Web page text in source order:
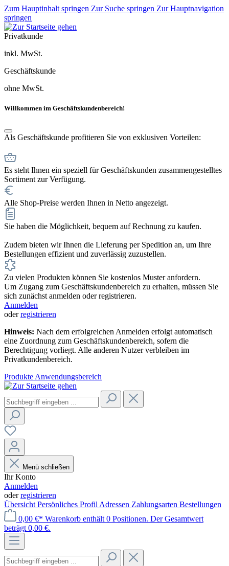
Zum Hauptinhalt springen Zur Suche springen Zur Hauptnavigation
springen
Privatkunde
inkl. MwSt.
Geschäftskunde
ohne MwSt.
Willkommen im Geschäftskundenbereich!
Als Geschäftskunde profitieren Sie von exklusiven Vorteilen:
Es steht Ihnen ein speziell für Geschäftskunden zusammengestelltes
Sortiment zur Verfügung.
Alle Shop-Preise werden Ihnen in Netto angezeigt.
Sie haben die Möglichkeit, bequem auf Rechnung zu kaufen.
Zudem bieten wir Ihnen die Lieferung per Spedition an, um Ihre
Bestellungen effizient und zuverlässig zuzustellen.
Zu vielen Produkten können Sie kostenlos Muster anfordern.
Um Zugang zum Geschäftskundenbereich zu erhalten, müssen Sie
sich zunächst anmelden oder registrieren.
Anmelden
oderregistrieren
Hinweis: Nach dem erfolgreichen Anmelden erfolgt automatisch
eine Zuordnung zum Geschäftskundenbereich, sofern die
Berechtigung vorliegt. Alle anderen Nutzer verbleiben im
Privatkundenbereich.
Produkte Anwendungsbereich
Menü schließen
Ihr Konto
Anmelden
oderregistrieren
Übersicht Persönliches Profil Adressen Zahlungsarten Bestellungen
0,00 €* Warenkorb enthält 0 Positionen. Der Gesamtwert
beträgt 0,00 €.